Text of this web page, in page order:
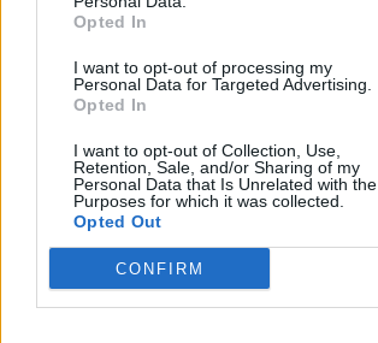
Opted In
I want to opt-out of processing my
Personal Data for Targeted Advertising.
Opted In
I want to opt-out of Collection, Use,
Retention, Sale, and/or Sharing of my
Personal Data that Is Unrelated with the
Purposes for which it was collected.
Opted Out
CONFIRM
In evidenza